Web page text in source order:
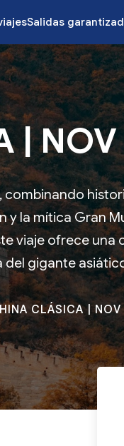
Salidas
| NOV
y la mítica Gran
viaje ofrece una
del gigante
CLÁSICA |